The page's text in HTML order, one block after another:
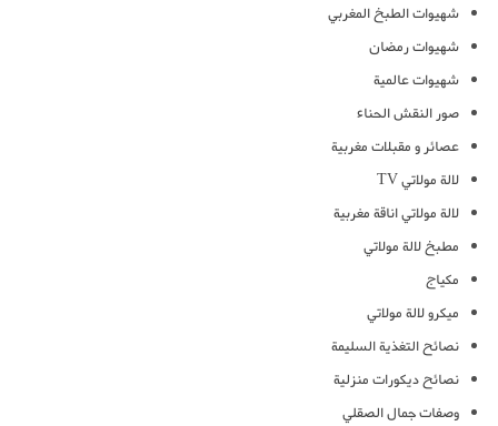
شهيوات الطبخ المغربي
شهيوات رمضان
شهيوات عالمية
صور النقش الحناء
عصائر و مقبلات مغربية
لالة مولاتي TV
لالة مولاتي اناقة مغربية
مطبخ لالة مولاتي
مكياج
ميكرو لالة مولاتي
نصائح التغذية السليمة
نصائح ديكورات منزلية
وصفات جمال الصقلي